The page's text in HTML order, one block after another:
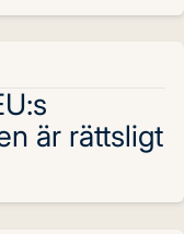
är rättsligt